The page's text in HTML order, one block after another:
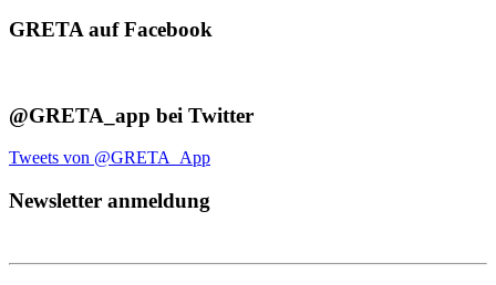
GRETA auf Facebook
@GRETA_app bei Twitter
Tweets von @GRETA_App
Newsletter anmeldung